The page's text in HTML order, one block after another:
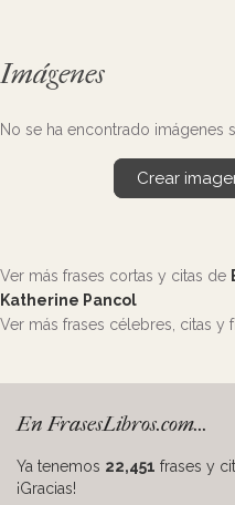
Imágenes
No se ha encontrado imágenes
Crear
Ver más frases cortas y citas de
Katherine Pancol
Ver más frases célebres, citas y
En FrasesLibros.com...
Ya tenemos 22,451 frases y
¡Gracias!